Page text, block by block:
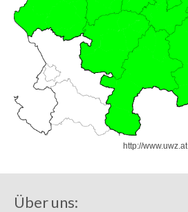
http://www.uwz.at
Über uns: